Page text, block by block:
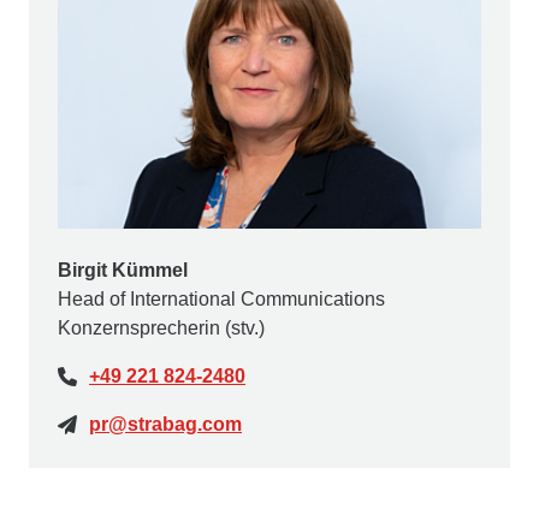
Birgit Kümmel
Head of International Communications
Konzernsprecherin (stv.)
+49 221 824-2480
pr@strabag.com